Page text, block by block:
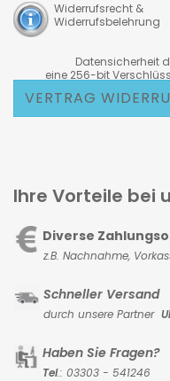
Widerrufsrecht &
Widerrufsbelehrung
Datensicherheit
eine 256-bit
VERTRAG
Ihre Vorteile bei
Diverse
z.B. Nachnahme,
Schneller Versand
durch unsere Partner
Haben Sie Fragen?
Tel.: 03303 - 541246